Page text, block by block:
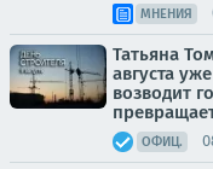
МНЕНИЯ
Татьяна
августа
возводит
ОФИЦ.